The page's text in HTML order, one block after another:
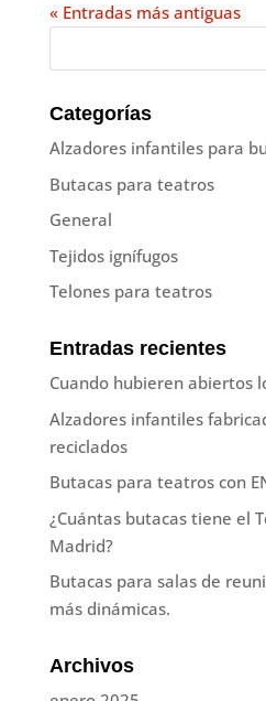
« Entradas más antiguas
Categorías
Alzadores infantiles para
Butacas para teatros
General
Tejidos ignífugos
Telones para teatros
Entradas recientes
Cuando hubieren abiertos
Alzadores infantiles
reciclados
Butacas para teatros con
¿Cuántas butacas tiene el
Madrid?
Butacas para salas de
más dinámicas.
Archivos